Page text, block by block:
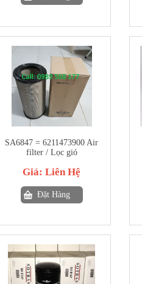
SA6847 = 6211473900 Air
filter / Lọc gió
Giá: Liên Hệ
Đặt Hàng